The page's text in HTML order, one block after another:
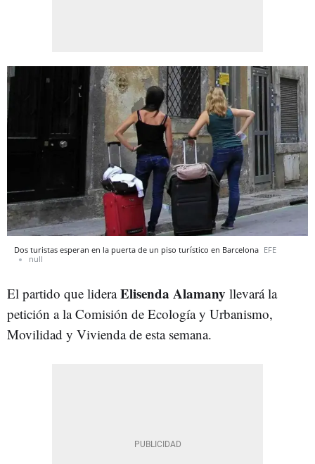
Dos turistas esperan en la puerta de un piso turístico en Barcelona EFE
null
El partido que lideraElisenda Alamany llevará la
petición a la Comisión de Ecología y Urbanismo,
Movilidad y Vivienda de esta semana.